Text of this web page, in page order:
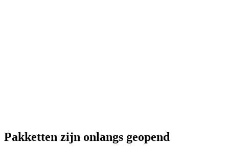
Pakketten zijn onlangs geopend